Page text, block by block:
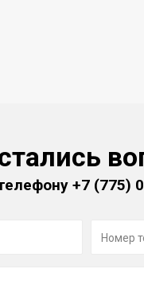
+7 (775)